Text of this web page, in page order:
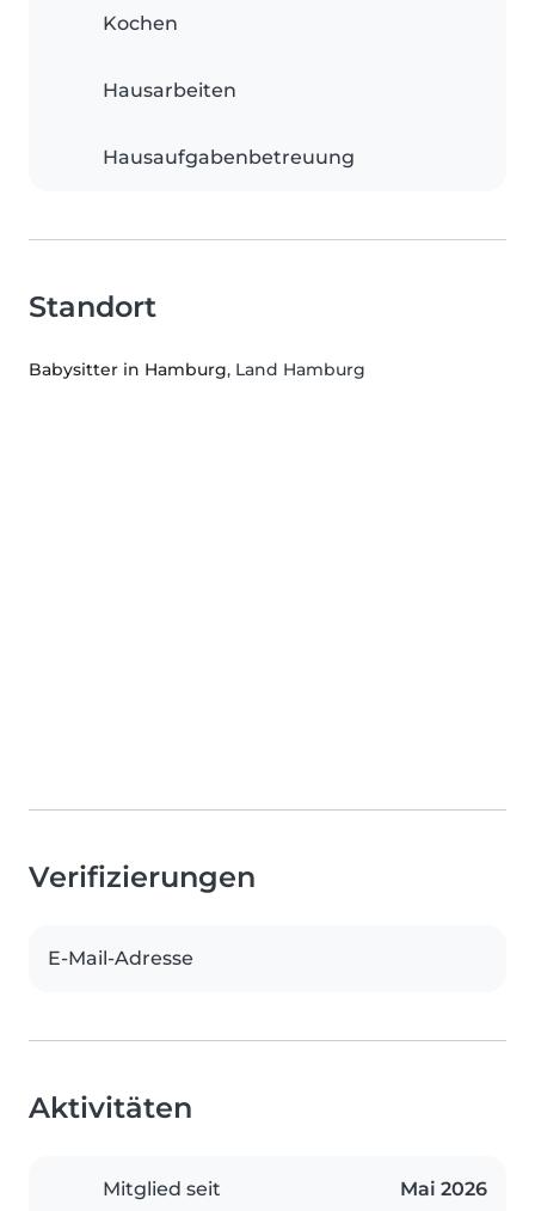
Kochen
Hausarbeiten
Hausaufgabenbetreuung
Standort
Babysitter in Hamburg, Land Hamburg
Verifizierungen
E-Mail-Adresse
Aktivitäten
Mitglied seit Mai 2026